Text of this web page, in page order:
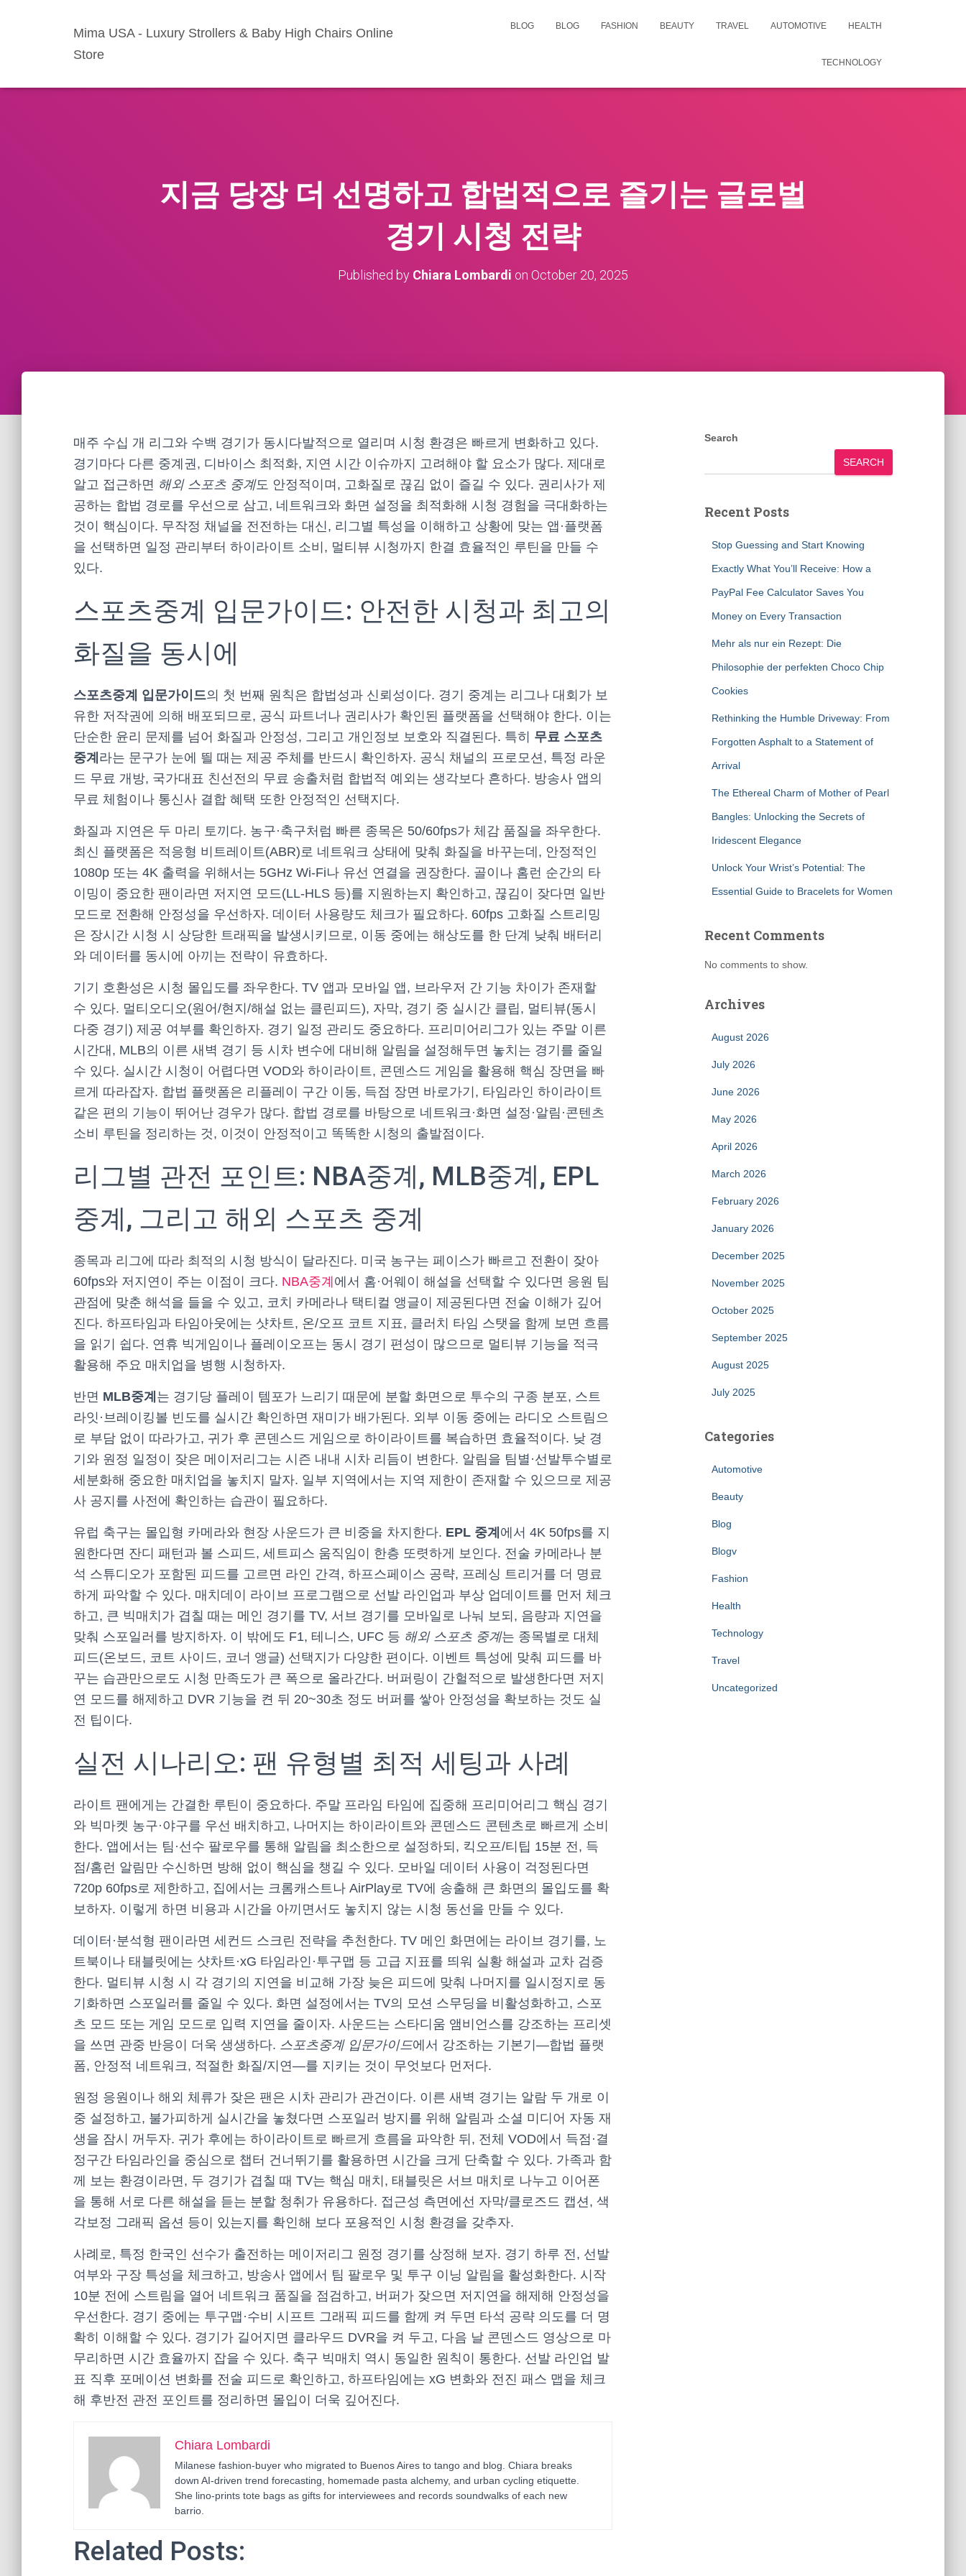
Mima USA - Luxury Strollers & Baby High Chairs Online
Store
BLOG BLOG FASHION BEAUTY TRAVEL AUTOMOTIVE HEALTH
TECHNOLOGY
지금 당장 더 선명하고 합법적으로 즐기는 글로벌
경기 시청 전략
Published by Chiara Lombardi on October 20, 2025
매주 수십 개 리그와 수백 경기가 동시다발적으로 열리며 시청 환경은 빠르게 변화하고 있다.
경기마다 다른 중계권, 디바이스 최적화, 지연 시간 이슈까지 고려해야 할 요소가 많다. 제대로
알고 접근하면 해외 스포츠 중계도 안정적이며, 고화질로 끊김 없이 즐길 수 있다. 권리사가 제
공하는 합법 경로를 우선으로 삼고, 네트워크와 화면 설정을 최적화해 시청 경험을 극대화하는
것이 핵심이다. 무작정 채널을 전전하는 대신, 리그별 특성을 이해하고 상황에 맞는 앱·플랫폼
을 선택하면 일정 관리부터 하이라이트 소비, 멀티뷰 시청까지 한결 효율적인 루틴을 만들 수
있다.
스포츠중계 입문가이드: 안전한 시청과 최고의
화질을 동시에
스포츠중계 입문가이드의 첫 번째 원칙은 합법성과 신뢰성이다. 경기 중계는 리그나 대회가 보
유한 저작권에 의해 배포되므로, 공식 파트너나 권리사가 확인된 플랫폼을 선택해야 한다. 이는
단순한 윤리 문제를 넘어 화질과 안정성, 그리고 개인정보 보호와 직결된다. 특히 무료 스포츠
중계 라는 문구가 눈에 띌 때는 제공 주체를 반드시 확인하자. 공식 채널의 프로모션, 특정 라운
드 무료 개방, 국가대표 친선전의 무료 송출처럼 합법적 예외는 생각보다 흔하다. 방송사 앱의
무료 체험이나 통신사 결합 혜택 또한 안정적인 선택지다.
화질과 지연은 두 마리 토끼다. 농구·축구처럼 빠른 종목은 50/60fps가 체감 품질을 좌우한다.
최신 플랫폼은 적응형 비트레이트(ABR)로 네트워크 상태에 맞춰 화질을 바꾸는데, 안정적인
1080p 또는 4K 출력을 위해서는 5GHz Wi‑Fi나 유선 연결을 권장한다. 골이나 홈런 순간의 타
이밍이 중요한 팬이라면 저지연 모드(LL-HLS 등)를 지원하는지 확인하고, 끊김이 잦다면 일반
모드로 전환해 안정성을 우선하자. 데이터 사용량도 체크가 필요하다. 60fps 고화질 스트리밍
은 장시간 시청 시 상당한 트래픽을 발생시키므로, 이동 중에는 해상도를 한 단계 낮춰 배터리
와 데이터를 동시에 아끼는 전략이 유효하다.
기기 호환성은 시청 몰입도를 좌우한다. TV 앱과 모바일 앱, 브라우저 간 기능 차이가 존재할
수 있다. 멀티오디오(원어/현지/해설 없는 클린피드), 자막, 경기 중 실시간 클립, 멀티뷰(동시
다중 경기) 제공 여부를 확인하자. 경기 일정 관리도 중요하다. 프리미어리그가 있는 주말 이른
시간대, MLB의 이른 새벽 경기 등 시차 변수에 대비해 알림을 설정해두면 놓치는 경기를 줄일
수 있다. 실시간 시청이 어렵다면 VOD와 하이라이트, 콘덴스드 게임을 활용해 핵심 장면을 빠
르게 따라잡자. 합법 플랫폼은 리플레이 구간 이동, 득점 장면 바로가기, 타임라인 하이라이트
같은 편의 기능이 뛰어난 경우가 많다. 합법 경로를 바탕으로 네트워크·화면 설정·알림·콘텐츠
소비 루틴을 정리하는 것, 이것이 안정적이고 똑똑한 시청의 출발점이다.
리그별 관전 포인트: NBA중계, MLB중계, EPL
중계, 그리고 해외 스포츠 중계
종목과 리그에 따라 최적의 시청 방식이 달라진다. 미국 농구는 페이스가 빠르고 전환이 잦아
60fps와 저지연이 주는 이점이 크다. NBA중계 에서 홈·어웨이 해설을 선택할 수 있다면 응원 팀
관점에 맞춘 해석을 들을 수 있고, 코치 카메라나 택티컬 앵글이 제공된다면 전술 이해가 깊어
진다. 하프타임과 타임아웃에는 샷차트, 온/오프 코트 지표, 클러치 타임 스탯을 함께 보면 흐름
을 읽기 쉽다. 연휴 빅게임이나 플레이오프는 동시 경기 편성이 많으므로 멀티뷰 기능을 적극
활용해 주요 매치업을 병행 시청하자.
반면 MLB중계 는 경기당 플레이 템포가 느리기 때문에 분할 화면으로 투수의 구종 분포, 스트
라잇·브레이킹볼 빈도를 실시간 확인하면 재미가 배가된다. 외부 이동 중에는 라디오 스트림으
로 부담 없이 따라가고, 귀가 후 콘덴스드 게임으로 하이라이트를 복습하면 효율적이다. 낮 경
기와 원정 일정이 잦은 메이저리그는 시즌 내내 시차 리듬이 변한다. 알림을 팀별·선발투수별로
세분화해 중요한 매치업을 놓치지 말자. 일부 지역에서는 지역 제한이 존재할 수 있으므로 제공
사 공지를 사전에 확인하는 습관이 필요하다.
유럽 축구는 몰입형 카메라와 현장 사운드가 큰 비중을 차지한다. EPL 중계 에서 4K 50fps를 지
원한다면 잔디 패턴과 볼 스피드, 세트피스 움직임이 한층 또렷하게 보인다. 전술 카메라나 분
석 스튜디오가 포함된 피드를 고르면 라인 간격, 하프스페이스 공략, 프레싱 트리거를 더 명료
하게 파악할 수 있다. 매치데이 라이브 프로그램으로 선발 라인업과 부상 업데이트를 먼저 체크
하고, 큰 빅매치가 겹칠 때는 메인 경기를 TV, 서브 경기를 모바일로 나눠 보되, 음량과 지연을
맞춰 스포일러를 방지하자. 이 밖에도 F1, 테니스, UFC 등 해외 스포츠 중계는 종목별로 대체
피드(온보드, 코트 사이드, 코너 앵글) 선택지가 다양한 편이다. 이벤트 특성에 맞춰 피드를 바
꾸는 습관만으로도 시청 만족도가 큰 폭으로 올라간다. 버퍼링이 간헐적으로 발생한다면 저지
연 모드를 해제하고 DVR 기능을 켠 뒤 20~30초 정도 버퍼를 쌓아 안정성을 확보하는 것도 실
전 팁이다.
실전 시나리오: 팬 유형별 최적 세팅과 사례
라이트 팬에게는 간결한 루틴이 중요하다. 주말 프라임 타임에 집중해 프리미어리그 핵심 경기
와 빅마켓 농구·야구를 우선 배치하고, 나머지는 하이라이트와 콘덴스드 콘텐츠로 빠르게 소비
한다. 앱에서는 팀·선수 팔로우를 통해 알림을 최소한으로 설정하되, 킥오프/티팁 15분 전, 득
점/홈런 알림만 수신하면 방해 없이 핵심을 챙길 수 있다. 모바일 데이터 사용이 걱정된다면
720p 60fps로 제한하고, 집에서는 크롬캐스트나 AirPlay로 TV에 송출해 큰 화면의 몰입도를 확
보하자. 이렇게 하면 비용과 시간을 아끼면서도 놓치지 않는 시청 동선을 만들 수 있다.
데이터·분석형 팬이라면 세컨드 스크린 전략을 추천한다. TV 메인 화면에는 라이브 경기를, 노
트북이나 태블릿에는 샷차트·xG 타임라인·투구맵 등 고급 지표를 띄워 실황 해설과 교차 검증
한다. 멀티뷰 시청 시 각 경기의 지연을 비교해 가장 늦은 피드에 맞춰 나머지를 일시정지로 동
기화하면 스포일러를 줄일 수 있다. 화면 설정에서는 TV의 모션 스무딩을 비활성화하고, 스포
츠 모드 또는 게임 모드로 입력 지연을 줄이자. 사운드는 스타디움 앰비언스를 강조하는 프리셋
을 쓰면 관중 반응이 더욱 생생하다. 스포츠중계 입문가이드에서 강조하는 기본기—합법 플랫
폼, 안정적 네트워크, 적절한 화질/지연—를 지키는 것이 무엇보다 먼저다.
원정 응원이나 해외 체류가 잦은 팬은 시차 관리가 관건이다. 이른 새벽 경기는 알람 두 개로 이
중 설정하고, 불가피하게 실시간을 놓쳤다면 스포일러 방지를 위해 알림과 소셜 미디어 자동 재
생을 잠시 꺼두자. 귀가 후에는 하이라이트로 빠르게 흐름을 파악한 뒤, 전체 VOD에서 득점·결
정구간 타임라인을 중심으로 챕터 건너뛰기를 활용하면 시간을 크게 단축할 수 있다. 가족과 함
께 보는 환경이라면, 두 경기가 겹칠 때 TV는 핵심 매치, 태블릿은 서브 매치로 나누고 이어폰
을 통해 서로 다른 해설을 듣는 분할 청취가 유용하다. 접근성 측면에선 자막/클로즈드 캡션, 색
각보정 그래픽 옵션 등이 있는지를 확인해 보다 포용적인 시청 환경을 갖추자.
사례로, 특정 한국인 선수가 출전하는 메이저리그 원정 경기를 상정해 보자. 경기 하루 전, 선발
여부와 구장 특성을 체크하고, 방송사 앱에서 팀 팔로우 및 투구 이닝 알림을 활성화한다. 시작
10분 전에 스트림을 열어 네트워크 품질을 점검하고, 버퍼가 잦으면 저지연을 해제해 안정성을
우선한다. 경기 중에는 투구맵·수비 시프트 그래픽 피드를 함께 켜 두면 타석 공략 의도를 더 명
확히 이해할 수 있다. 경기가 길어지면 클라우드 DVR을 켜 두고, 다음 날 콘덴스드 영상으로 마
무리하면 시간 효율까지 잡을 수 있다. 축구 빅매치 역시 동일한 원칙이 통한다. 선발 라인업 발
표 직후 포메이션 변화를 전술 피드로 확인하고, 하프타임에는 xG 변화와 전진 패스 맵을 체크
해 후반전 관전 포인트를 정리하면 몰입이 더욱 깊어진다.
Chiara Lombardi
Milanese fashion-buyer who migrated to Buenos Aires to tango and blog. Chiara breaks
down AI-driven trend forecasting, homemade pasta alchemy, and urban cycling etiquette.
She lino-prints tote bags as gifts for interviewees and records soundwalks of each new
barrio.
Related Posts:
Search
SEARCH
Recent Posts
Stop Guessing and Start Knowing
Exactly What You’ll Receive: How a
PayPal Fee Calculator Saves You
Money on Every Transaction
Mehr als nur ein Rezept: Die
Philosophie der perfekten Choco Chip
Cookies
Rethinking the Humble Driveway: From
Forgotten Asphalt to a Statement of
Arrival
The Ethereal Charm of Mother of Pearl
Bangles: Unlocking the Secrets of
Iridescent Elegance
Unlock Your Wrist’s Potential: The
Essential Guide to Bracelets for Women
Recent Comments
No comments to show.
Archives
August 2026
July 2026
June 2026
May 2026
April 2026
March 2026
February 2026
January 2026
December 2025
November 2025
October 2025
September 2025
August 2025
July 2025
Categories
Automotive
Beauty
Blog
Blogv
Fashion
Health
Technology
Travel
Uncategorized